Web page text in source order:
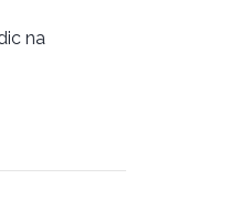
na